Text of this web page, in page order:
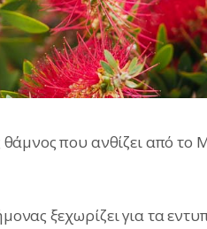
θάμνος που ανθίζει από το
ξεχωρίζει για τα